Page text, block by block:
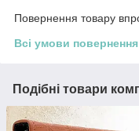
Повернення товару
Всі умови повернення
Подібні товари